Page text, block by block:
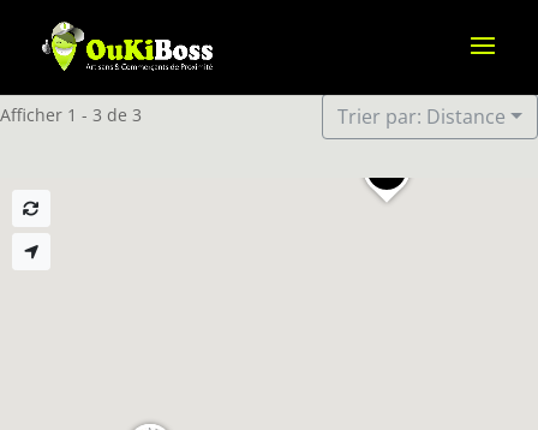
Afficher 1 - 3 de 3 Trier par: Distance